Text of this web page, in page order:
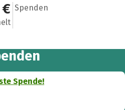
0 €0
Spenden
Spende!